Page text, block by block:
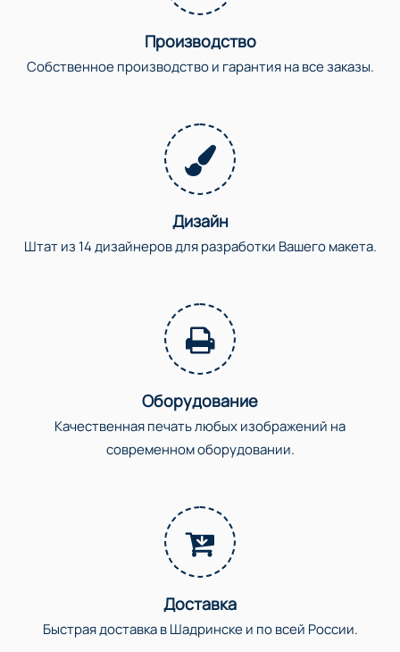
Производство
Собственное производство и гарантия на все заказы.
Дизайн
Штат из 14 дизайнеров для разработки Вашего макета.
Оборудование
Качественная печать любых изображений на
современном оборудовании.
Доставка
Быстрая доставка в Шадринске и по всей России.